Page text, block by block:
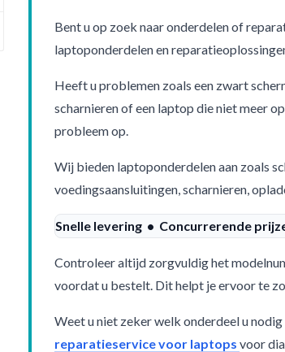
Bent u op zoek naar onderdelen of
laptoponderdelen en
Heeft u problemen zoals een zwart
scharnieren of een laptop die niet meer
probleem op.
Wij bieden laptoponderdelen aan zoals
voedingsaansluitingen, scharnieren,
Snelle levering • Concurrerende
Controleer altijd zorgvuldig het
voordat u bestelt. Dit helpt je ervoor te
Weet u niet zeker welk onderdeel u
reparatieservice voor laptops voor